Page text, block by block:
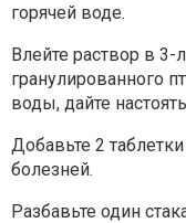
горячей воде.
Влейте раствор в 3-
гранулированного
воды, дайте
Добавьте 2
болезней.
Разбавьте один